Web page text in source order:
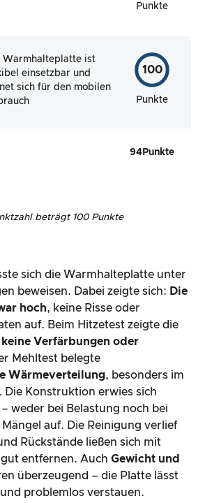
Punkte
Warmhalteplatte ist
einsetzbar und
sich für den mobilen
100
Punkte
94 Punkte
beträgt 100 Punkte
sich die Warmhalteplatte unter
beweisen. Dabei zeigte sich: Die
hoch, keine Risse oder
auf. Beim Hitzetest zeigte die
keine Verfärbungen oder
Mehltest belegte
Wärmeverteilung, besonders im
Die Konstruktion erwies sich
– weder bei Belastung noch bei
auf. Die Reinigung verlief
Rückstände ließen sich mit
entfernen. Auch Gewicht und
überzeugend – die Platte lässt
problemlos verstauen.